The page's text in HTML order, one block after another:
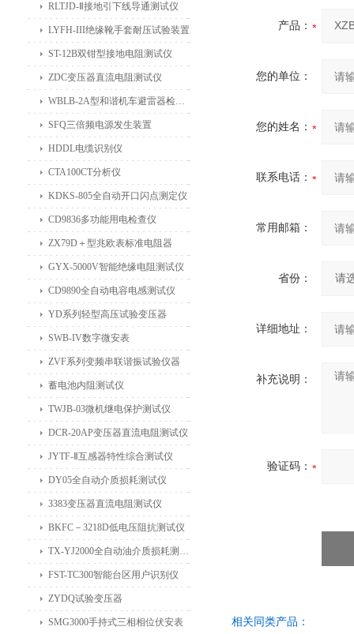
产品：
您的单位：
您的姓名：
联系电话：
常用邮箱：
省份：
详细地址：
补充说明：
验证码：
相关同类产品：
RLTJD-Ⅱ接地引下线导通测试仪
LYFH-III绝缘靴手套耐压试验装置
ST-12B双钳型接地电阻测试仪
ZDC变压器直流电阻测试仪
WBLB-2A型和谐机车避雷器检测仪
SFQ三倍频电源发生装置
HDDL电缆识别仪
CTA100CT分析仪
KDKS-805全自动开口闪点测定仪
CD9836多功能用电检查仪
ZX79D＋型兆欧表标准电阻器
GYX-5000V智能绝缘电阻测试仪
CD9890全自动电容电感测试仪
YD系列轻型高压试验变压器
SWB-IV数字微安表
ZVF系列变频串联谐振试验仪器
蓄电池内阻测试仪
TWJB-03微机继电保护测试仪
DCR-20AP变压器直流电阻测试仪
JYTF-Ⅱ互感器特性综合测试仪
DY05全自动介质损耗测试仪
3383变压器直流电阻测试仪
BKFC－3218D低电压阻抗测试仪
TX-YJ2000全自动油介质损耗测试仪
FST-TC300智能台区用户识别仪
ZYDQ试验变压器
SMG3000手持式三相相位伏安表